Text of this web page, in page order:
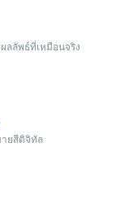
ลลัพธ์ที่เหมือนจริง
ายสีดิจิทัล